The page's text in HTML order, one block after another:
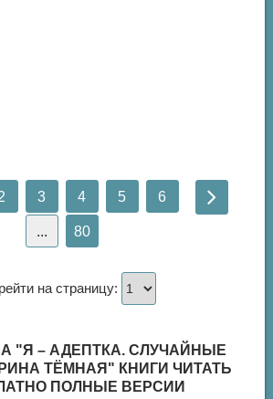
3 4 5 6
... 80
на страницу:
"Я – АДЕПТКА. СЛУЧАЙНЫЕ
ТЁМНАЯ" КНИГИ ЧИТАТЬ
ПОЛНЫЕ ВЕРСИИ